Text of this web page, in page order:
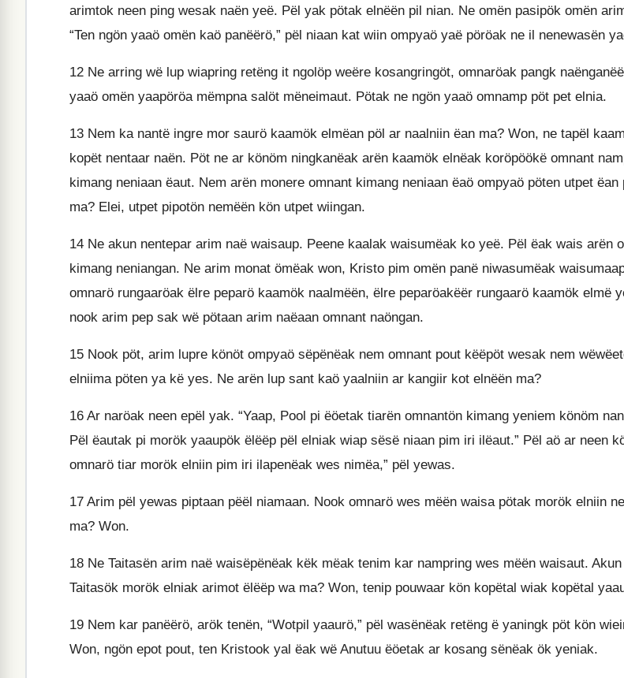
arimtok neen ping wesak naën yeë. Pël yak pötak elnëën pil nian. Ne omën pasipök omën
“Ten ngön yaaö omën kaö panëërö,” pël niaan kat wiin ompyaö yaë pöröak ne il nenewasën
12 Ne arring wë lup wiapring retëng it ngolöp weëre kosangringöt, omnaröak pangk
yaaö omën yaapöröa mëmpna salöt mëneimaut. Pötak ne ngön yaaö omnamp pöt pet elnia.
13 Nem ka nantë ingre mor saurö kaamök elmëan pöl ar naalniin ëan ma? Won, ne tapël
kopët nentaar naën. Pöt ne ar könöm ningkanëak arën kaamök elnëak koröpöökë omnant
kimang neniaan ëaut. Nem arën monere omnant kimang neniaan ëaö ompyaö pöten utpet ëan
ma? Elei, utpet pipotön nemëën kön utpet wiingan.
14 Ne akun nentepar arim naë waisaup. Peene kaalak waisumëak ko yeë. Pël ëak wais arën
kimang neniangan. Ne arim monat ömëak won, Kristo pim omën panë niwasumëak
omnarö rungaaröak ëlre peparö kaamök naalmëën, ëlre peparöakëër rungaarö kaamök elmë
nook arim pep sak wë pötaan arim naëaan omnant naöngan.
15 Nook pöt, arim lupre könöt ompyaö sëpënëak nem omnant pout këëpöt wesak nem
elniima pöten ya kë yes. Ne arën lup sant kaö yaalniin ar kangiir kot elnëën ma?
16 Ar naröak neen epël yak. “Yaap, Pool pi ëöetak tiarën omnantön kimang yeniem könöm
Pël ëautak pi morök yaaupök ëlëëp pël elniak wiap sësë niaan pim iri ilëaut.” Pël aö ar neen
omnarö tiar morök elniin pim iri ilapenëak wes nimëa,” pël yewas.
17 Arim pël yewas piptaan pëël niamaan. Nook omnarö wes mëën waisa pötak morök elniin
ma? Won.
18 Ne Taitasën arim naë waisëpënëak këk mëak tenim kar nampring wes mëën waisaut.
Taitasök morök elniak arimot ëlëëp wa ma? Won, tenip pouwaar kön kopëtal wiak kopëtal
19 Nem kar panëërö, arök tenën, “Wotpil yaaurö,” pël wasënëak retëng ë yaningk pöt kön
Won, ngön epot pout, ten Kristook yal ëak wë Anutuu ëöetak ar kosang sënëak ök yeniak.